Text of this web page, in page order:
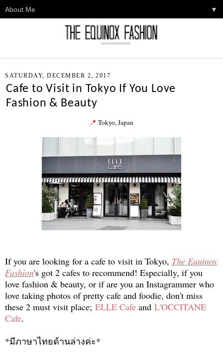
▼
SATURDAY, DECEMBER 2, 2017
Cafe to Visit in Tokyo If You Love
Fashion & Beauty
📍 Tokyo, Japan
If you are looking for a cafe to visit in Tokyo, The Equinox
Fashion's got 2 cafes to recommend! Especially, if you
love fashion & beauty, or if are you an Instagrammer who
love taking photos of pretty cafe and foodie, don't miss
these 2 must visit place; ELLE Cafe and L'OCCITANE
Cafe.
*มีภาษาไทยด้านล่างค่ะ*